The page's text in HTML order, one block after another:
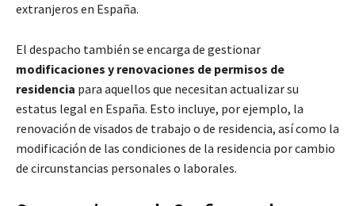
extranjeros en España.
El despacho también se encarga de gestionar
modificaciones y renovaciones de permisos de
residencia para aquellos que necesitan actualizar su
estatus legal en España. Esto incluye, por ejemplo, la
renovación de visados de trabajo o de residencia, así como la
modificación de las condiciones de la residencia por cambio
de circunstancias personales o laborales.